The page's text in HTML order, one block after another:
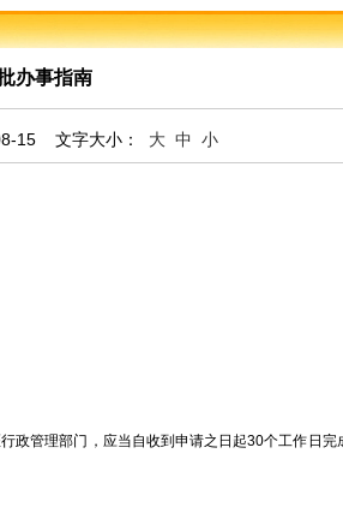
办事指南
15 文字大小： 大 中 小
管理部门，应当自收到申请之日起30个工作日完